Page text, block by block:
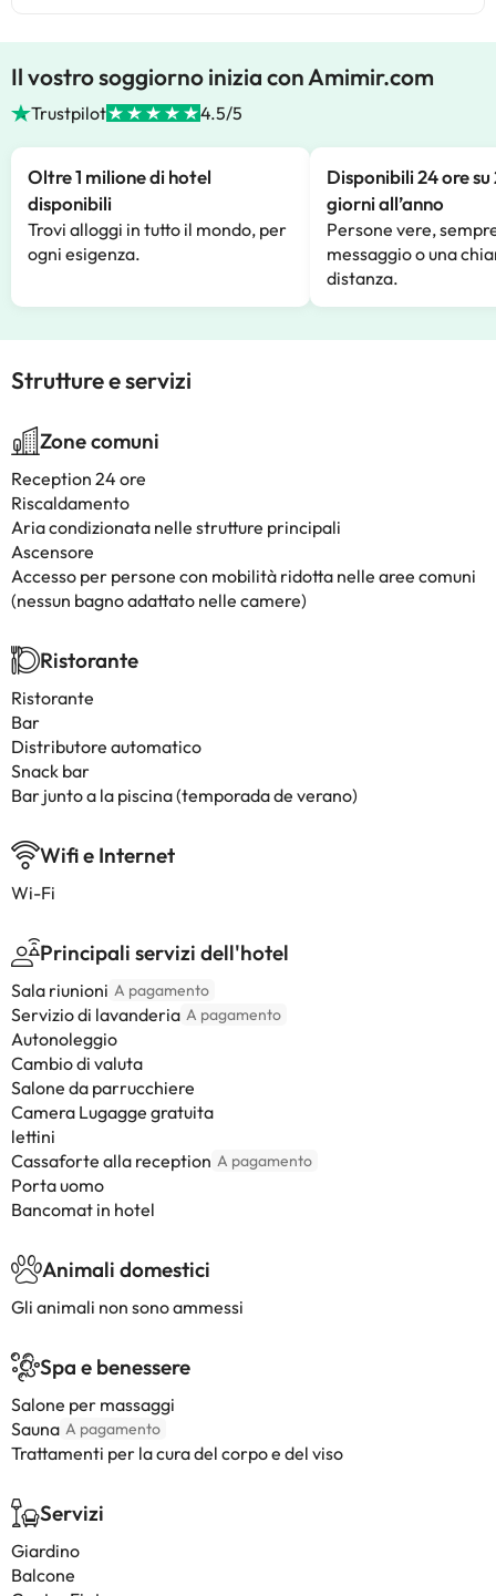
Il vostro soggiorno inizia con Amimir.com
Trustpilot 4.5/5
Oltre 1 milione di hotel
disponibili
Trovi alloggi in tutto il mondo, per
ogni esigenza.
Disponibili 24 ore su
giorni all’anno
Persone vere,
messaggio o una
distanza.
Strutture e servizi
Zone comuni
Reception 24 ore
Riscaldamento
Aria condizionata nelle strutture principali
Ascensore
Accesso per persone con mobilità ridotta nelle aree comuni
(nessun bagno adattato nelle camere)
Ristorante
Ristorante
Bar
Distributore automatico
Snack bar
Bar junto a la piscina (temporada de verano)
Wifi e Internet
Wi-Fi
Principali servizi dell'hotel
Sala riunioni A pagamento
Servizio di lavanderia A pagamento
Autonoleggio
Cambio di valuta
Salone da parrucchiere
Camera Lugagge gratuita
lettini
Cassaforte alla reception A pagamento
Porta uomo
Bancomat in hotel
Animali domestici
Gli animali non sono ammessi
Spa e benessere
Salone per massaggi
Sauna A pagamento
Trattamenti per la cura del corpo e del viso
Servizi
Giardino
Balcone